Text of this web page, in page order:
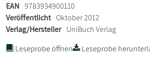
EAN 9783934900110
Veröffentlicht Oktober 2012
Verlag/Hersteller UniBuch Verlag
Leseprobe öffnen
Leseprobe